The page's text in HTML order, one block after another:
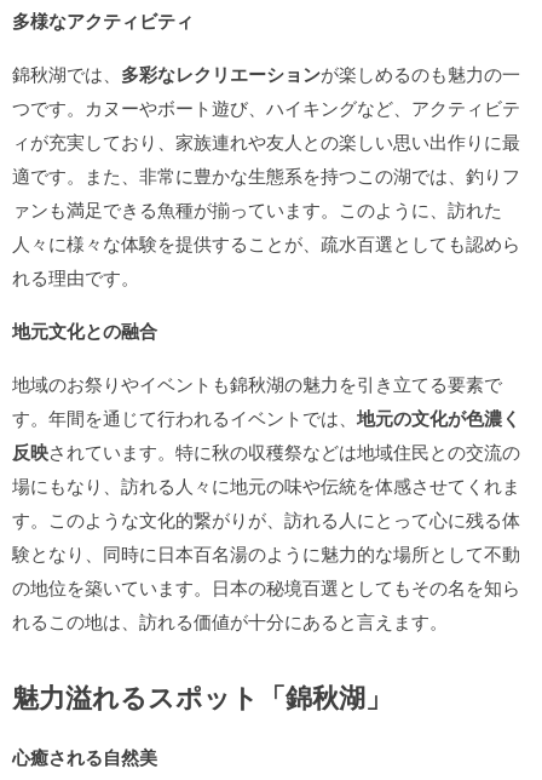
多様なアクティビティ
錦秋湖では、 多彩なレクリエーションが楽しめるのも魅力の一
つです。カヌーやボート遊び、ハイキングなど、アクティビテ
ィが充実しており、家族連れや友人との楽しい思い出作りに最
適です。また、非常に豊かな生態系を持つこの湖では、釣りフ
ァンも満足できる魚種が揃っています。このように、訪れた
人々に様々な体験を提供することが、疏水百選としても認めら
れる理由です。
地元文化との融合
地域のお祭りやイベントも錦秋湖の魅力を引き立てる要素で
す。年間を通じて行われるイベントでは、 地元の文化が色濃く
反映されています。特に秋の収穫祭などは地域住民との交流の
場にもなり、訪れる人々に地元の味や伝統を体感させてくれま
す。このような文化的繋がりが、訪れる人にとって心に残る体
験となり、同時に日本百名湯のように魅力的な場所として不動
の地位を築いています。日本の秘境百選としてもその名を知ら
れるこの地は、訪れる価値が十分にあると言えます。
魅力溢れるスポット「錦秋湖」
心癒される自然美